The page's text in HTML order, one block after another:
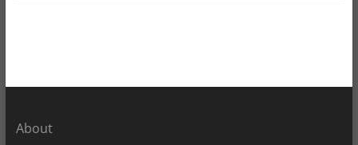
About